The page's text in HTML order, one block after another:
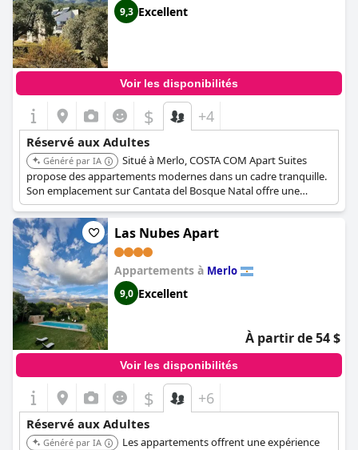
9,3 Excellent
Voir les disponibilités
$ +4
Réservé aux Adultes
Généré par IA
Situé à Merlo, COSTA COM Apart Suites
propose des appartements modernes dans un cadre tranquille.
Son emplacement sur Cantata del Bosque Natal offre une
retraite paisible pour les clients adultes.
Las Nubes Apart
Appartements à Merlo
9,0 Excellent
À partir de 54 $
Voir les disponibilités
$ +6
Réservé aux Adultes
Généré par IA
Les appartements offrent une expérience